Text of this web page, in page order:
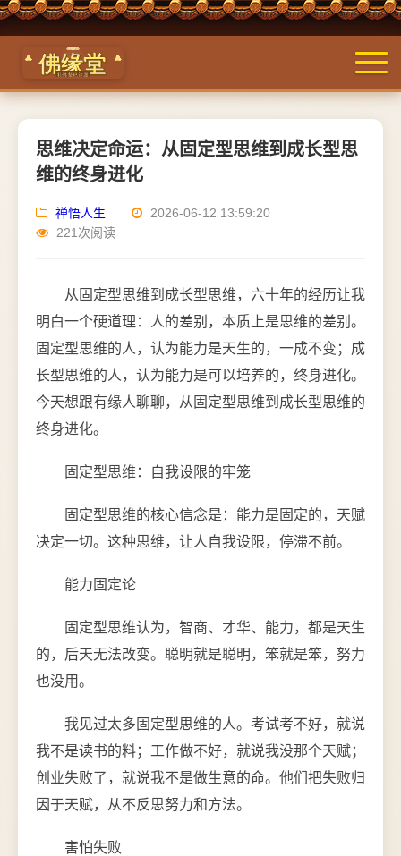
思维决定命运：从固定型思维到成长型思
维的终身进化
禅悟人生
2026-06-12 13:59:20
221次阅读
从固定型思维到成长型思维，六十年的经历让我
明白一个硬道理：人的差别，本质上是思维的差别。
固定型思维的人，认为能力是天生的，一成不变；成
长型思维的人，认为能力是可以培养的，终身进化。
今天想跟有缘人聊聊，从固定型思维到成长型思维的
终身进化。
固定型思维：自我设限的牢笼
固定型思维的核心信念是：能力是固定的，天赋
决定一切。这种思维，让人自我设限，停滞不前。
能力固定论
固定型思维认为，智商、才华、能力，都是天生
的，后天无法改变。聪明就是聪明，笨就是笨，努力
也没用。
我见过太多固定型思维的人。考试考不好，就说
我不是读书的料；工作做不好，就说我没那个天赋；
创业失败了，就说我不是做生意的命。他们把失败归
因于天赋，从不反思努力和方法。
害怕失败